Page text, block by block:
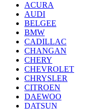
ACURA
AUDI
BELGEE
BMW
CADILLAC
CHANGAN
CHERY
CHEVROLET
CHRYSLER
CITROEN
DAEWOO
DATSUN